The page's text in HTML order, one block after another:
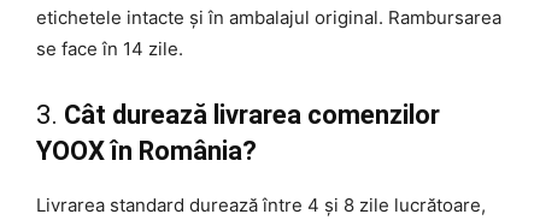
etichetele intacte și în ambalajul original. Rambursarea
se face în 14 zile.
3. Cât durează livrarea comenzilor
YOOX în România?
Livrarea standard durează între 4 și 8 zile lucrătoare,